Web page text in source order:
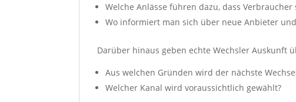
Welche Anlässe führen dazu, dass
Wo informiert man sich über neue Anbieter
Darüber hinaus geben echte Wechsler Auskunft
Aus welchen Gründen wird der nächste
Welcher Kanal wird voraussichtlich gewählt?